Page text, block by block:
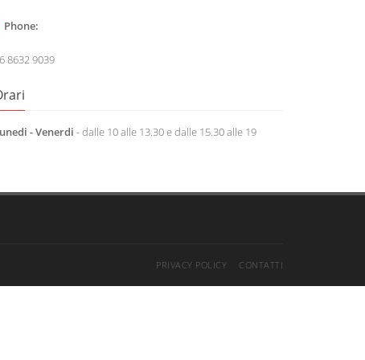
Phone:
8632 9039
- Venerdi - dalle 10 alle 13.30 e dalle 15.30 alle 19
PRIVACY POLICY CONTATTI